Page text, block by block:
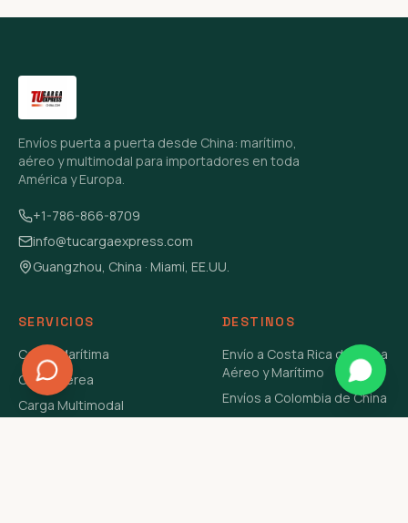
Envíos puerta a puerta desde China: marítimo,
aéreo y multimodal para importadores en toda
América y Europa.
+1-786-866-8709
info@tucargaexpress.com
Guangzhou, China · Miami, EE.UU.
SERVICIOS
Carga Marítima
Carga Aérea
Carga Multimodal
DESTINOS
Envío a Costa Rica de China
Aéreo y Marítimo
Envíos a Colombia de China